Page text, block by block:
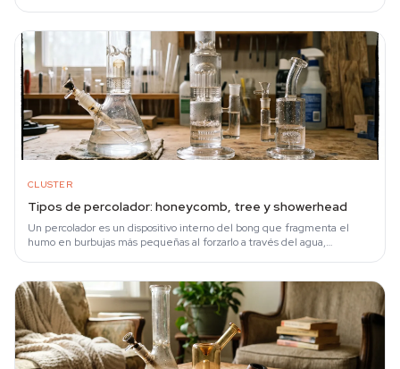
CLUSTER
Tipos de percolador: honeycomb, tree y showerhead
Un percolador es un dispositivo interno del bong que fragmenta el
humo en burbujas más pequeñas al forzarlo a través del agua,